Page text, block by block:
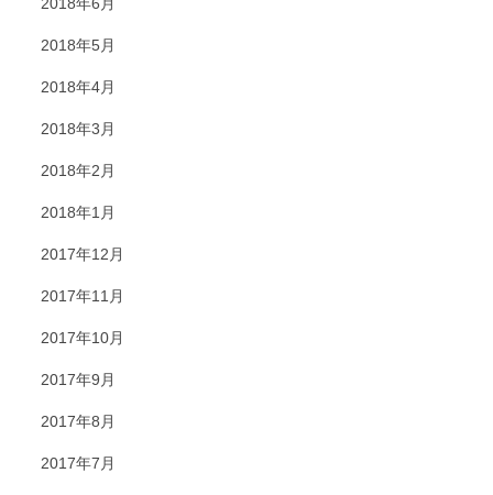
2018年5月
2018年4月
2018年3月
2018年2月
2018年1月
2017年12月
2017年11月
2017年10月
2017年9月
2017年8月
2017年7月